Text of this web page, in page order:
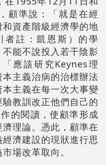
顧準說：「就是在經
資產階級經濟學的地
者註：凱恩斯）的學
能不說投入若干陰影
應該研究Keynes理
主義治病的治標辦法
主義在每一次大事變
教訓改正他們自己的
的閱讀，使顧準形成
理論。憑此，顧準在
濟建設的現狀進行思
場改革取向。